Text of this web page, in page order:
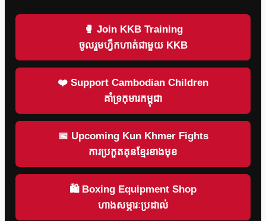
🥊 Join KKB Training
ចូលរួមហ្វឹកហាត់ជាមួយ KKB
❤️ Support Cambodian Children
គាំទ្រកុមារកម្ពុជា
📅 Upcoming Kun Khmer Fights
ការប្រកួតគុនខ្មែរខាងមុខ
🛍 Boxing Equipment Shop
ហាងសម្ភារៈប្រដាល់